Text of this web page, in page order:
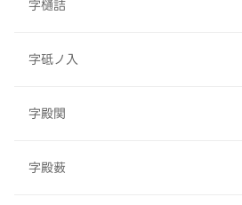
字樋詰
字砥ノ入
字殿関
字殿薮